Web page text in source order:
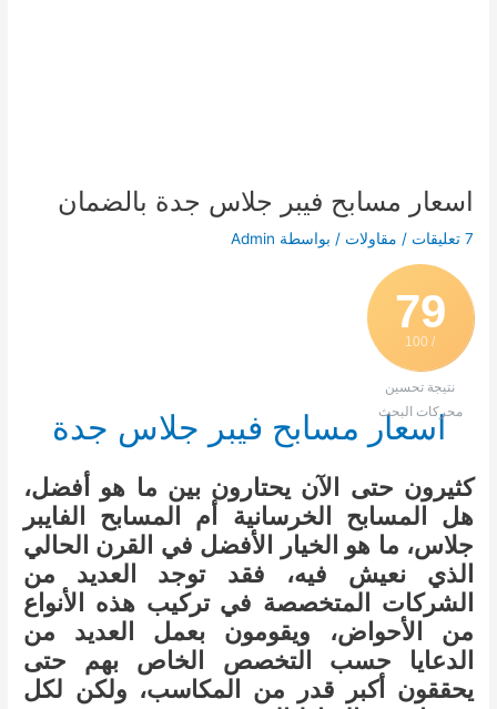
اسعار مسابح فيبر جلاس جدة بالضمان
7 تعليقات / مقاولات / بواسطة Admin
79
/ 100
نتيجة تحسين
محركات البحث
اسعار مسابح فيبر جلاس جدة
كثيرون حتى الآن يحتارون بين ما هو أفضل،
هل المسابح الخرسانية أم المسابح الفايبر
جلاس، ما هو الخيار الأفضل في القرن الحالي
الذي نعيش فيه، فقد توجد العديد من
الشركات المتخصصة في تركيب هذه الأنواع
من الأحواض، ويقومون بعمل العديد من
الدعايا حسب التخصص الخاص بهم حتى
يحققون أكبر قدر من المكاسب، ولكن لكل